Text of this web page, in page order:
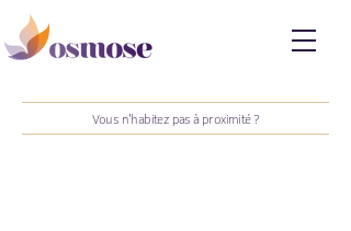
Vous n'habitez pas à proximité ?